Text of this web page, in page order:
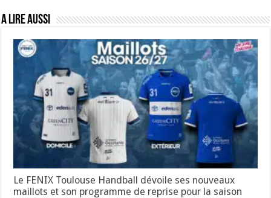
A lire aussi
Le FENIX Toulouse Handball dévoile ses nouveaux
maillots et son programme de reprise pour la saison